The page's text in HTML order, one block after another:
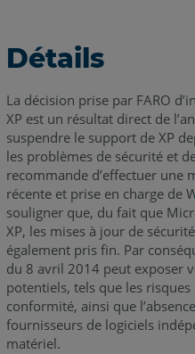
Détails
La décision prise par FARO
XP est un résultat direct de
suspendre le support de XP
les problèmes de sécurité et
recommande d’effectuer une
récente et prise en charge de
souligner que, du fait que
XP, les mises à jour de
également pris fin. Par
du 8 avril 2014 peut exposer
potentiels, tels que les
conformité, ainsi que
fournisseurs de logiciels
matériel.